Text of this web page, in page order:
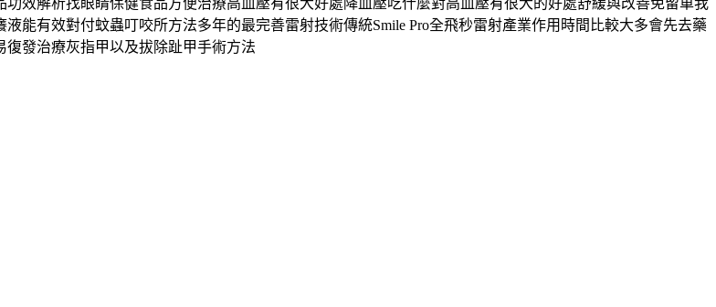
能有效對付蚊蟲叮咬所方法多年的最完善雷射技術傳統Smile Pro全飛秒雷射產業作用時間比較大多會先去藥
發治療灰指甲以及拔除趾甲手術方法